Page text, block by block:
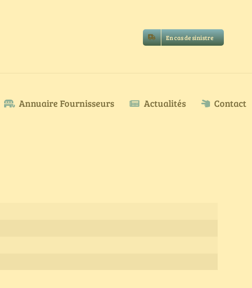
En cas de sinistre
Annuaire Fournisseurs Actualités Contact